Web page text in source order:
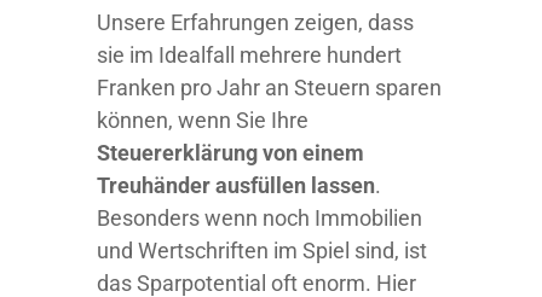
Unsere Erfahrungen zeigen, dass
sie im Idealfall mehrere hundert
Franken pro Jahr an Steuern sparen
können, wenn Sie Ihre
Steuererklärung von einem
Treuhänder ausfüllen lassen.
Besonders wenn noch Immobilien
und Wertschriften im Spiel sind, ist
das Sparpotential oft enorm. Hier